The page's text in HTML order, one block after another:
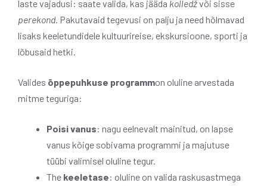
laste vajadusi: saate valida, kas jääda kolledžvõi sisse
perekond. Pakutavaid tegevusi on palju ja need hõlmavad
lisaks keeletundidele kultuurireise, ekskursioone, sporti ja
lõbusaid hetki.
Valides õppepuhkuse programmon oluline arvestada
mitme teguriga:
Poisi vanus: nagu eelnevalt mainitud, on lapse
vanus kõige sobivama programmi ja majutuse
tüübi valimisel oluline tegur.
The keeletase: oluline on valida raskusastmega